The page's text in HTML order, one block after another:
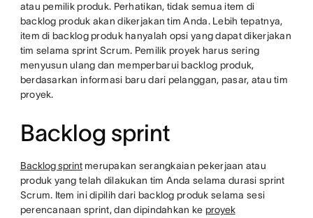
atau pemilik produk. Perhatikan, tidak semua item di
backlog produk akan dikerjakan tim Anda. Lebih tepatnya,
item di backlog produk hanyalah opsi yang dapat dikerjakan
tim selama sprint Scrum. Pemilik proyek harus sering
menyusun ulang dan memperbarui backlog produk,
berdasarkan informasi baru dari pelanggan, pasar, atau tim
proyek.
Backlog sprint
Backlog sprintmerupakan serangkaian pekerjaan atau
produk yang telah dilakukan tim Anda selama durasi sprint
Scrum. Item ini dipilih dari backlog produk selama sesi
perencanaan sprint, dan dipindahkan ke proyek